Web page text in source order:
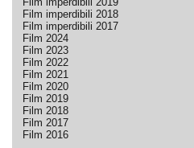
Film imperdibili 2018
Film imperdibili 2017
Film 2024
Film 2023
Film 2022
Film 2021
Film 2020
Film 2019
Film 2018
Film 2017
Film 2016